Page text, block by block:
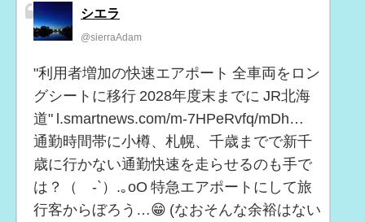
シエラ
@sierraAdam
"利用者増加の快速エアポート 全車両をロン
グシートに移行 2028年度末までに JR北海
道" l.smartnews.com/m-7HPeRvfq/mDh…
通勤時間帯に小樽、札幌、千歳までで新千
歳に行かない通勤快速を走らせるのも手で
は？（´-`）.｡oO 特急エアポートにして旅
行客からぼろう…😁 (なおそんな余裕はない